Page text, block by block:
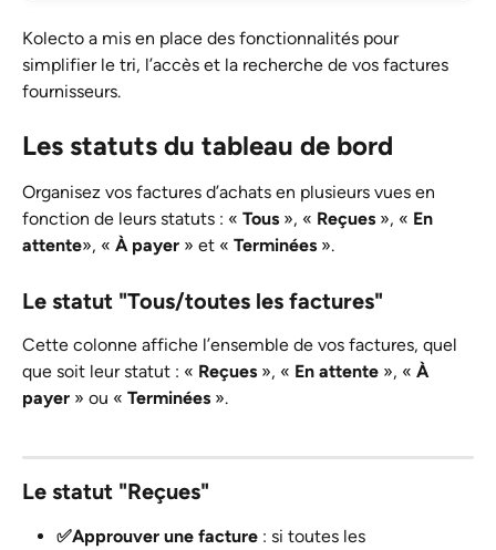
Kolecto a mis en place des fonctionnalités pour
simplifier le tri, l’accès et la recherche de vos factures
fournisseurs.
Les statuts du tableau de bord
Organisez vos factures d’achats en plusieurs vues en
fonction de leurs statuts : « Tous », « Reçues », « En
attente», « À payer » et « Terminées ».
Le statut "Tous/toutes les factures"
Cette colonne affiche l’ensemble de vos factures, quel
que soit leur statut : « Reçues », « En attente », « À
payer » ou « Terminées ».
Le statut "Reçues"
✅Approuver une facture : si toutes les